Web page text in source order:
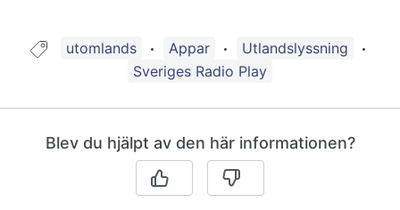
Guide taggad med:
utomlands Appar
Utlandslyssning
Sveriges Radio Play
Blev du hjälpt av den här informationen?